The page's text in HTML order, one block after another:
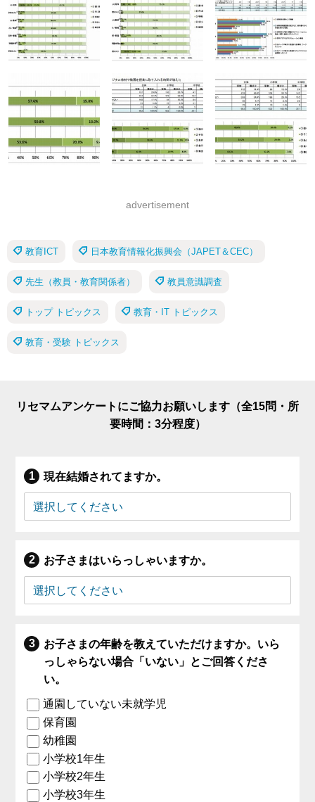
advertisement
教育ICT 日本教育情報化振興会（JAPET＆CEC）
先生（教員・教育関係者） 教員意識調査
トップ トピックス 教育・IT トピックス
教育・受験 トピックス
リセマムアンケートにご協力お願いします（全15問・所
要時間：3分程度）
現在結婚されてますか。
お子さまはいらっしゃいますか。
お子さまの年齢を教えていただけますか。いら
っしゃらない場合「いない」とご回答くださ
い。
通園していない未就学児
保育園
幼稚園
小学校1年生
小学校2年生
小学校3年生